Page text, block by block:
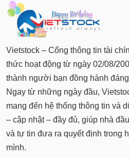
Vietstock – Cổng thông tin tài
thức hoạt động từ ngày 02/08/
thành người bạn đồng hành
Ngay từ những ngày đầu,
mang đến hệ thống thông tin và
– cập nhật – đầy đủ, giúp nhà
và tự tin đưa ra quyết định trong
mình.